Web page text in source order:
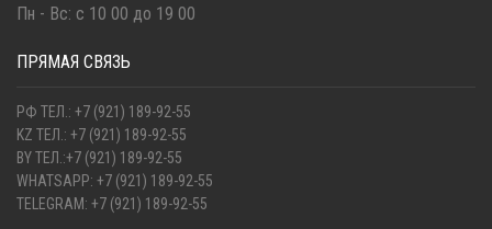
Пн - Вс: с 10 00 до 19 00
ПРЯМАЯ СВЯЗЬ
РФ ТЕЛ.: +7 (921) 189-92-55
KZ ТЕЛ.: +7 (921) 189-92-55
BY ТЕЛ.:+7 (921) 189-92-55
WHATSAPP: +7 (921) 189-92-55
TELEGRAM: +7 (921) 189-92-55